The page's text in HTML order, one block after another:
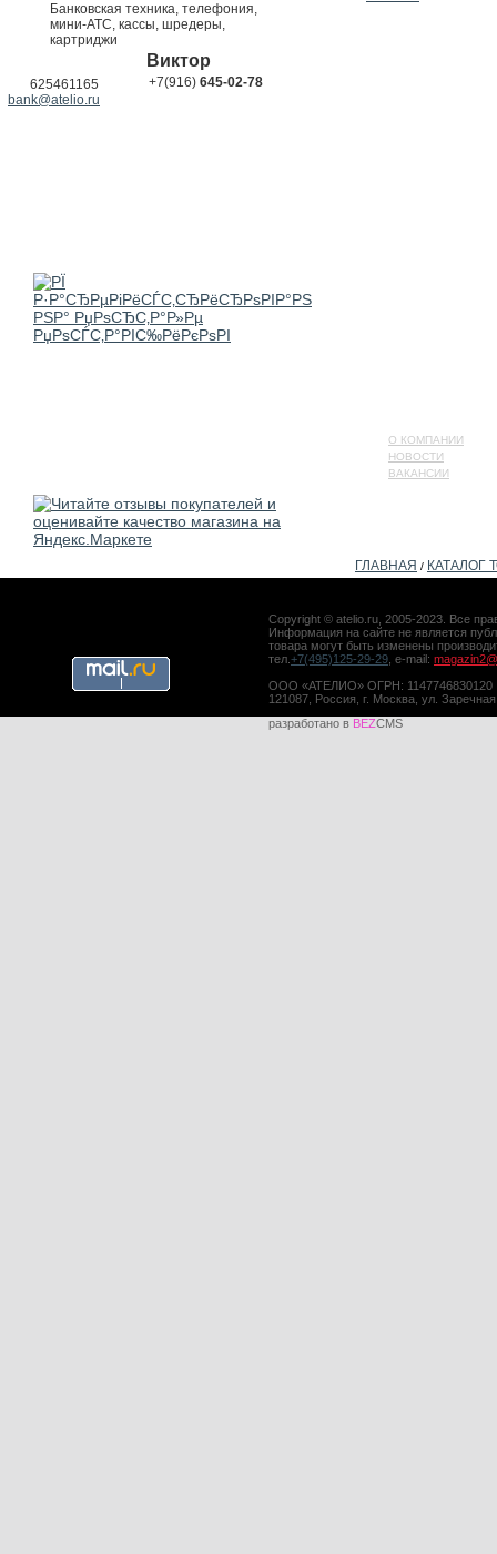
Банковская техника, телефония,
мини-АТС, кассы, шредеры,
картриджи
Виктор
625461165 +7(916) 645-02-78
bank@atelio.ru
О КОМПАНИИ
НОВОСТИ
ВАКАНСИИ
ГЛАВНАЯ / КАТАЛОГ
Copyright © atelio.ru, 2005-2023. Все
Информация на сайте не является
товара могут быть изменены
тел. +7(495)125-29-29 , e-mail:
ООО «АТЕЛИО» ОГРН: 1147746830120
121087, Россия, г. Москва, ул.
разработано в BEZCMS